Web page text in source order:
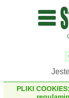
PLIKI COOKIES: